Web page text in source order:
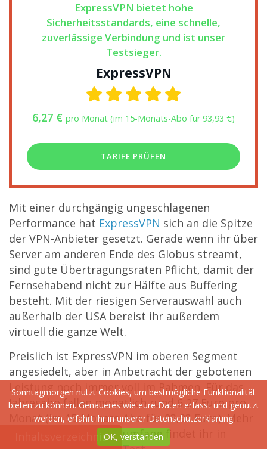
ExpressVPN bietet hohe
Sicherheitsstandards, eine schnelle,
zuverlässige Verbindung und ist unser
Testsieger.
ExpressVPN
6,27 € pro Monat (im 15-Monats-Abo für 93,93 €)
TARIFE PRÜFEN
Mit einer durchgängig ungeschlagenen
Performance hat ExpressVPN sich an die Spitze
der VPN-Anbieter gesetzt. Gerade wenn ihr über
Server am anderen Ende des Globus streamt,
sind gute Übertragungsraten Pflicht, damit der
Fernsehabend nicht zur Hälfte aus Buffering
besteht. Mit der riesigen Serverauswahl auch
außerhalb der USA bereist ihr außerdem
virtuell die ganze Welt.
Preislich ist ExpressVPN im oberen Segment
angesiedelt, aber in Anbetracht der gebotenen
Leistung noch immer voll im Rahmen. Für das
Jahresabo fallen monatlich rund 6,27 Euro pro
Monat (im 15-Monats-Abo für 93,93 Euro). Mehr
Details zum Leistungsumfang findet ihr in
Inhaltsverzeichnis
Sonntagmorgen nutzt Cookies, um bestmögliche Funktionalität
bieten zu können. Genaueres wie eure Daten erfasst und genutzt
werden, erfahrt ihr in unserer Datenschutzerklärung
OK, verstanden